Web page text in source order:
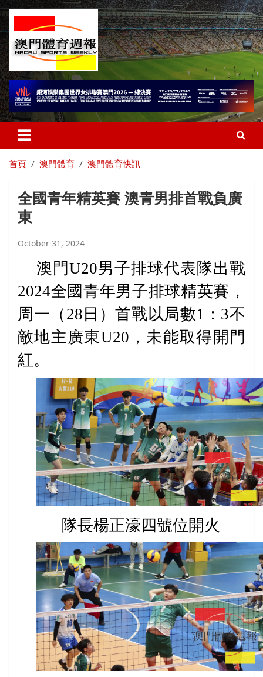
首頁 澳門體育 澳門體育快訊
全國青年精英賽 澳青男排首戰負廣
東
October 31, 2024
澳門U20男子排球代表隊出戰
2024全國青年男子排球精英賽，
周一（ 28 日）首戰以局數1 ： 3不
敵地主廣東U20 ，未能取得開門
紅。
隊長楊正濠四號位開火